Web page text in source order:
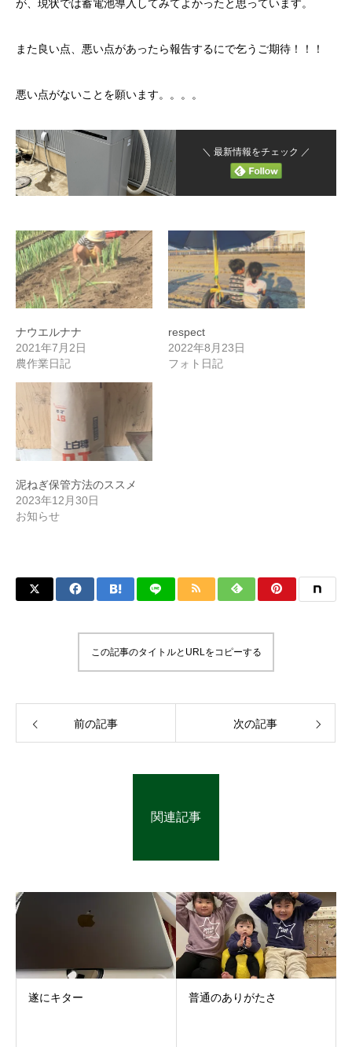
が、現状では蓄電池導入してみてよかったと思っています。
また良い点、悪い点があったら報告するにで乞うご期待！！！
悪い点がないことを願います。。。。
＼ 最新情報をチェック ／
ナウエルナナ
2021年7月2日
農作業日記
respect
2022年8月23日
フォト日記
泥ねぎ保管方法のススメ
2023年12月30日
お知らせ
この記事のタイトルとURLをコピーする
前の記事 次の記事
関連記事
遂にキター 普通のありがたさ